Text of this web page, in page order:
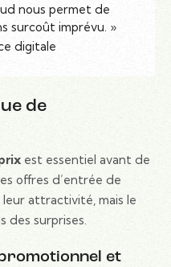
nous permet de
surcoût imprévu. »
digitale
de
est essentiel avant de
offres d’entrée de
attractivité, mais le
des surprises.
et